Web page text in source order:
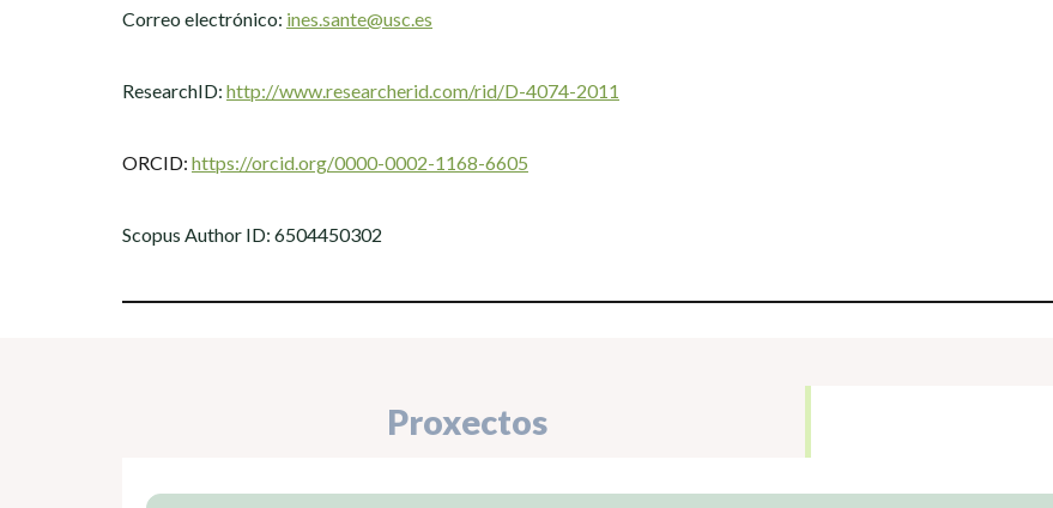
Correo electrónico: ines.sante@usc.es
ResearchID: http://www.researcherid.com/rid/D-4074-2011
ORCID: https://orcid.org/0000-0002-1168-6605
Scopus Author ID: 6504450302
Proxectos